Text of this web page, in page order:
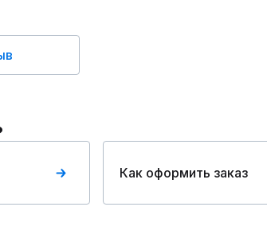
Как оформить заказ